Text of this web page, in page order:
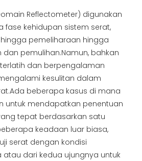
Reflectometer) digunakan
fase kehidupan sistem serat,
pemeliharaan hingga
pemulihan.Namun, bahkan
dan berpengalaman
kesulitan dalam
beberapa kasus di mana
untuk mendapatkan penentuan
tepat berdasarkan satu
keadaan luar biasa,
serat dengan kondisi
dari kedua ujungnya untuk